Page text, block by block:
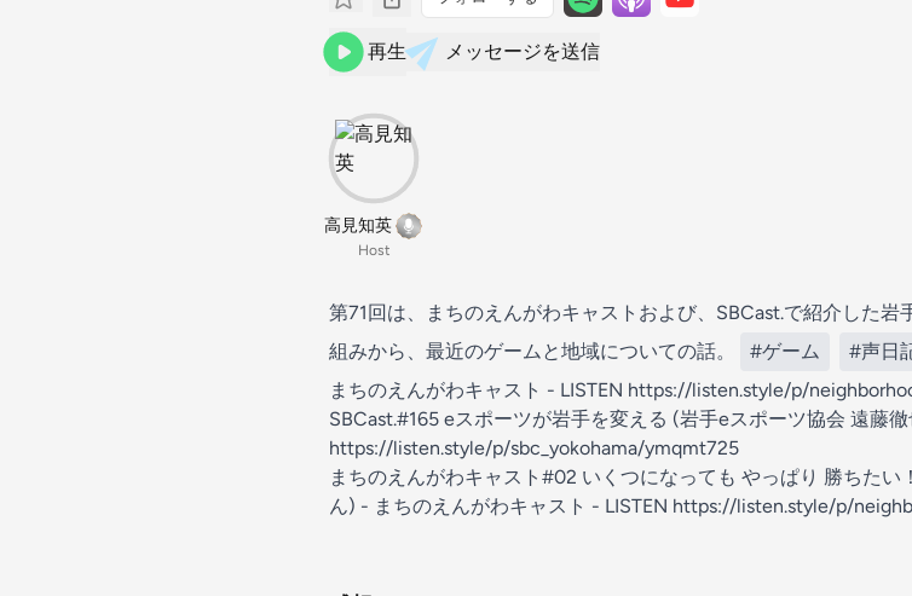
再生 メッセージを送信
高見知英
Host
第71回は、まちのえんがわキャストおよび、SBCast.で紹介した
組みから、最近のゲームと地域についての話。
#ゲーム
#声日
まちのえんがわキャスト - LISTEN https://listen.style/p/
SBCast.#165 eスポーツが岩手を変える (岩手eスポーツ協会 遠藤
https://listen.style/p/sbc_yokohama/ymqmt725
まちのえんがわキャスト#02 いくつになっても やっぱり 勝ちた
ん) - まちのえんがわキャスト - LISTEN https://listen.style/p/